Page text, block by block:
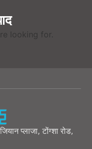
looking for .
प्लाजा, टोंग्शा रोड,